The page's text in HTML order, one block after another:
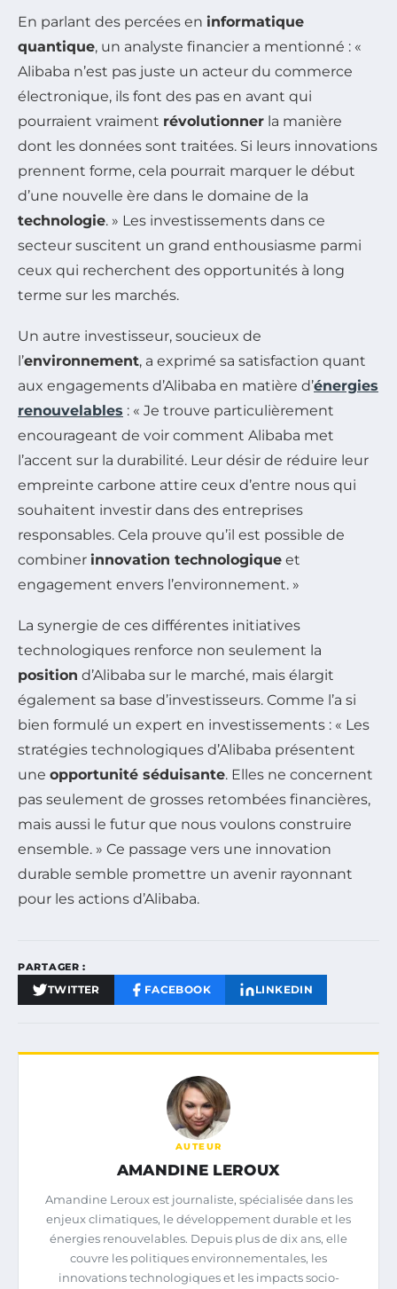
En parlant des percées en informatique
quantique, un analyste financier a mentionné : «
Alibaba n’est pas juste un acteur du commerce
électronique, ils font des pas en avant qui
pourraient vraiment révolutionner la manière
dont les données sont traitées. Si leurs innovations
prennent forme, cela pourrait marquer le début
d’une nouvelle ère dans le domaine de la
technologie. » Les investissements dans ce
secteur suscitent un grand enthousiasme parmi
ceux qui recherchent des opportunités à long
terme sur les marchés.
Un autre investisseur, soucieux de
l’environnement, a exprimé sa satisfaction quant
aux engagements d’Alibaba en matière d’énergies
renouvelables : « Je trouve particulièrement
encourageant de voir comment Alibaba met
l’accent sur la durabilité. Leur désir de réduire leur
empreinte carbone attire ceux d’entre nous qui
souhaitent investir dans des entreprises
responsables. Cela prouve qu’il est possible de
combiner innovation technologique et
engagement envers l’environnement. »
La synergie de ces différentes initiatives
technologiques renforce non seulement la
position d’Alibaba sur le marché, mais élargit
également sa base d’investisseurs. Comme l’a si
bien formulé un expert en investissements : « Les
stratégies technologiques d’Alibaba présentent
une opportunité séduisante. Elles ne concernent
pas seulement de grosses retombées financières,
mais aussi le futur que nous voulons construire
ensemble. » Ce passage vers une innovation
durable semble promettre un avenir rayonnant
pour les actions d’Alibaba.
PARTAGER :
TWITTER FACEBOOK LINKEDIN
AUTEUR
AMANDINE LEROUX
Amandine Leroux est journaliste, spécialisée dans les
enjeux climatiques, le développement durable et les
énergies renouvelables. Depuis plus de dix ans, elle
couvre les politiques environnementales, les
innovations technologiques et les impacts socio-